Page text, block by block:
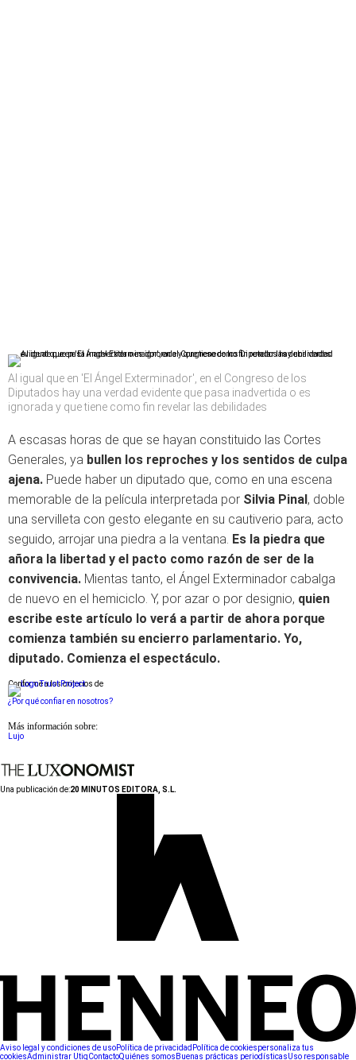
Al igual que en 'El Ángel Exterminador', en el Congreso de los
Diputados hay una verdad evidente que pasa inadvertida o es
ignorada y que tiene como fin revelar las debilidades
A escasas horas de que se hayan constituido las Cortes
Generales, ya bullen los reproches y los sentidos de culpa
ajena. Puede haber un diputado que, como en una escena
memorable de la película interpretada por Silvia Pinal, doble
una servilleta con gesto elegante en su cautiverio para, acto
seguido, arrojar una piedra a la ventana. Es la piedra que
añora la libertad y el pacto como razón de ser de la
convivencia. Mientas tanto, el Ángel Exterminador cabalga
de nuevo en el hemiciclo. Y, por azar o por designio, quien
escribe este artículo lo verá a partir de ahora porque
comienza también su encierro parlamentario. Yo,
diputado. Comienza el espectáculo.
Conforme a los criterios de
¿Por qué confiar en nosotros?
Más información sobre:
Lujo
Una publicación de:20 MINUTOS EDITORA, S.L.
Aviso legal y condiciones de usoPolítica de privacidad Política de cookiespersonaliza tus
cookiesAdministrar UtiqContactoQuiénes somos Buenas prácticas periodísticasUso responsable